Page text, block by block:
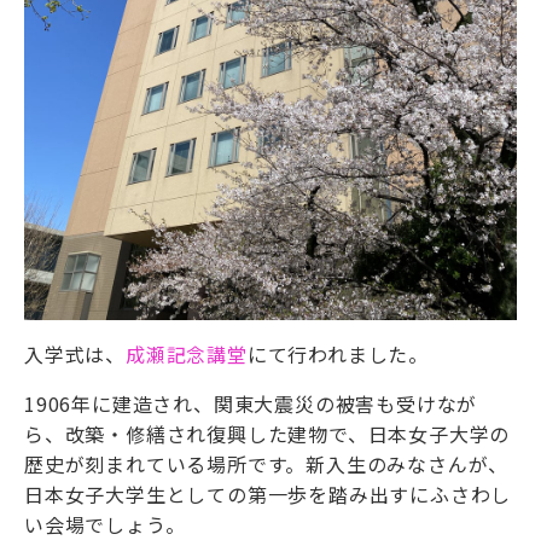
入学式は、 成瀬記念講堂にて行われました。
1906年に建造され、関東大震災の被害も受けなが
ら、改築・修繕され復興した建物で、日本女子大学の
歴史が刻まれている場所です。新入生のみなさんが、
日本女子大学生としての第一歩を踏み出すにふさわし
い会場でしょう。